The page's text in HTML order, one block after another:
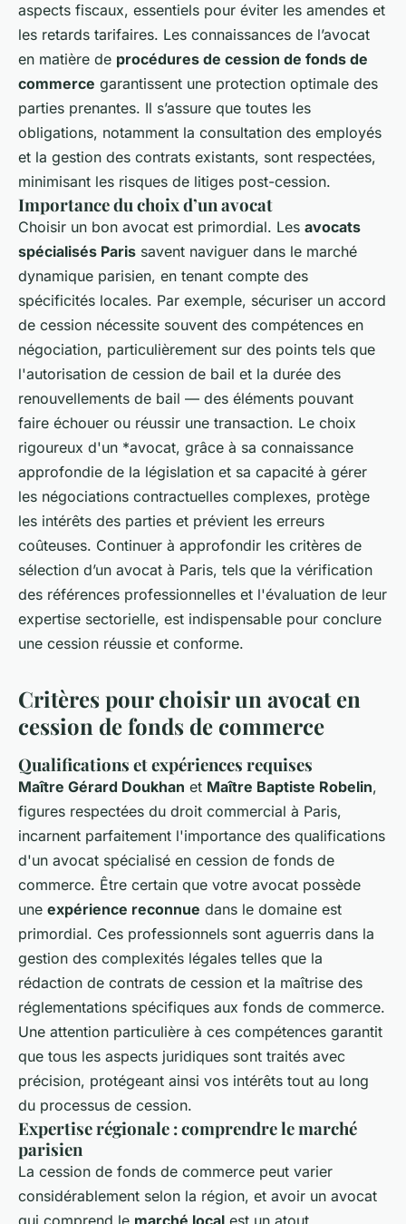
aspects fiscaux, essentiels pour éviter les amendes et
les retards tarifaires. Les connaissances de l’avocat
en matière de procédures de cession de fonds de
commerce garantissent une protection optimale des
parties prenantes. Il s’assure que toutes les
obligations, notamment la consultation des employés
et la gestion des contrats existants, sont respectées,
minimisant les risques de litiges post-cession.
Importance du choix d’un avocat
Choisir un bon avocat est primordial. Les avocats
spécialisés Paris savent naviguer dans le marché
dynamique parisien, en tenant compte des
spécificités locales. Par exemple, sécuriser un accord
de cession nécessite souvent des compétences en
négociation, particulièrement sur des points tels que
l'autorisation de cession de bail et la durée des
renouvellements de bail — des éléments pouvant
faire échouer ou réussir une transaction. Le choix
rigoureux d'un *avocat, grâce à sa connaissance
approfondie de la législation et sa capacité à gérer
les négociations contractuelles complexes, protège
les intérêts des parties et prévient les erreurs
coûteuses. Continuer à approfondir les critères de
sélection d’un avocat à Paris, tels que la vérification
des références professionnelles et l'évaluation de leur
expertise sectorielle, est indispensable pour conclure
une cession réussie et conforme.
Critères pour choisir un avocat en
cession de fonds de commerce
Qualifications et expériences requises
Maître Gérard Doukhan et Maître Baptiste Robelin,
figures respectées du droit commercial à Paris,
incarnent parfaitement l'importance des qualifications
d'un avocat spécialisé en cession de fonds de
commerce. Être certain que votre avocat possède
une expérience reconnue dans le domaine est
primordial. Ces professionnels sont aguerris dans la
gestion des complexités légales telles que la
rédaction de contrats de cession et la maîtrise des
réglementations spécifiques aux fonds de commerce.
Une attention particulière à ces compétences garantit
que tous les aspects juridiques sont traités avec
précision, protégeant ainsi vos intérêts tout au long
du processus de cession.
Expertise régionale : comprendre le marché
parisien
La cession de fonds de commerce peut varier
considérablement selon la région, et avoir un avocat